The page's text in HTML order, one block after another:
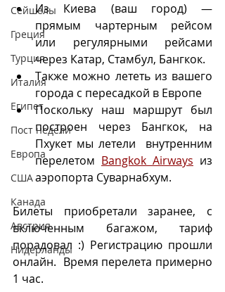
Сейшелы
Греция
Турция
Италия
Египет
Пост недели
Европа
CША
Канада
Австрия
Нидерланды
Из Киева (ваш город) —
прямым чартерным рейсом
или регулярными рейсами
через Катар, Стамбул, Бангкок.
Также можно лететь из вашего
города с пересадкой в Европе
Поскольку наш маршрут был
построен через Бангкок, на
Пхукет мы летели  внутренним
перелетом Bangkok Airways из
аэропорта Суварнабхум.
Билеты приобретали заранее, с
включенным багажом, тариф
порадовал :) Регистрацию прошли
онлайн.  Время перелета примерно
1 час.